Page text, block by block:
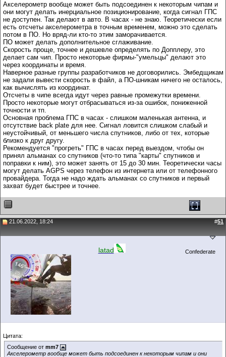
Акселерометр вообще может быть подсоединен к некоторым чипам и
они могут делать инерциальное позиционирование, когда сигнал ГПС
не доступен. Так делают в авто. В часах - не знаю. Теоретически если
есть отсчеты акселерометра в точным временем, можно это сделать
потом в ПО. Но вряд-ли кто-то этим заморачивается.
ПО может делать дополнительное сглаживание.
Скорость проще, точнее и дешевле определять по Допплеру, это
делает сам чип. Просто некоторые фирмы-"умельцы" делают это
через координаты и время.
Наверное разные группы разработчиков не договорились. Эмбедщикам
не задали вывести скорость в файл, а ПО-шникам ничего не осталось,
как вычислять из координат.
Отсчеты в чипе всегда идут через равные промежутки времени.
Просто некоторые могут отбрасываться из-за ошибок, пониженной
точности и тп.
Основная проблема ГПС в часах - слишком маленькая антенна, и
отсутствие back plate для нее. Сигнал ловится слишком слабый и
неустойчивый, от меньшего числа спутников, либо от тех, которые
близко к друг другу.
Рекомендуется "прогреть" ГПС в часах перед выездом, чтобы он
принял альманах со спутников (что-то типа "карты" спутников и
поправки к ним), это может занять от 15 до 30 мин. Теоретически часы
могут делать AGPS через телефон из интернета или от телефонного
провайдера. Тогда не надо ждать альманах со спутников и первый
захват будет быстрее и точнее.
21.06.2022, 18:24 #51
latad Confederate
Цитата:
Сообщение от mm7
Акселерометр вообще может быть подсоединен к некоторым чипам и они